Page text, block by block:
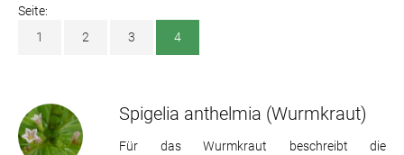
Seite:
1
2 3 4
Spigelia anthelmia (Wurmkraut)
Für das Wurmkraut beschreibt die